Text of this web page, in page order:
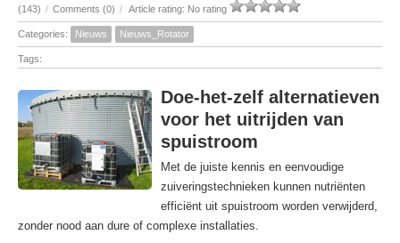
(143) / Comments (0) / Article rating: No rating
Categories: Nieuws Nieuws_Rotator
Tags:
Doe-het-zelf alternatieven
voor het uitrijden van
spuistroom
Met de juiste kennis en eenvoudige
zuiveringstechnieken kunnen nutriënten
efficiënt uit spuistroom worden verwijderd,
zonder nood aan dure of complexe installaties.